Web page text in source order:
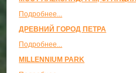
Подробнее...
ДРЕВНИЙ ГОРОД ПЕТРА
Подробнее...
MILLENNIUM PARK